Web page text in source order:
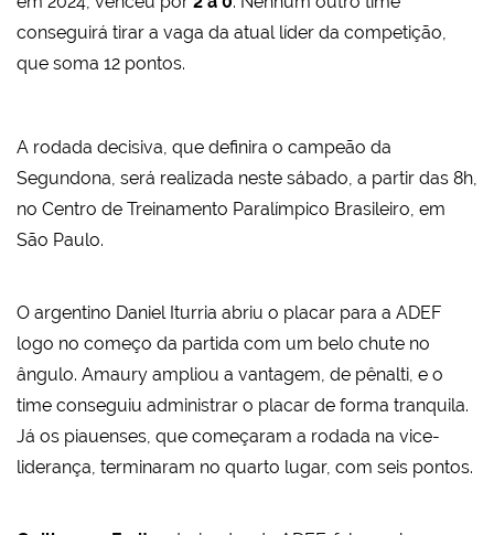
conseguirá tirar a vaga da atual líder da competição,
que soma 12 pontos.
A rodada decisiva, que definira o campeão da
Segundona, será realizada neste sábado, a partir das 8h,
no Centro de Treinamento Paralímpico Brasileiro, em
São Paulo.
O argentino Daniel Iturria abriu o placar para a ADEF
logo no começo da partida com um belo chute no
ângulo. Amaury ampliou a vantagem, de pênalti, e o
time conseguiu administrar o placar de forma tranquila.
Já os piauenses, que começaram a rodada na vice-
liderança, terminaram no quarto lugar, com seis pontos.